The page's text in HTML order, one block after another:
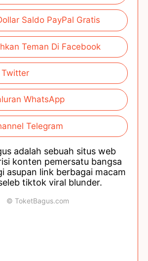
Saldo PayPal Gratis
Teman Di Facebook
Twitter
WhatsApp
Telegram
adalah sebuah situs web
konten pemersatu bangsa
asupan link berbagai macam
tiktok viral blunder.
© ToketBagus.com